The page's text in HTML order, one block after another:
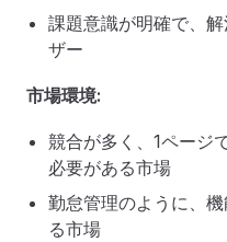
課題意識が明確で、
ザー
市場環境:
競合が多く、1ページ
必要がある市場
勤怠管理のように、
る市場